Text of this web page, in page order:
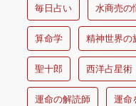
毎日占い 水商売の
算命学 精神世界の
聖十郎 西洋占星術
運命の解読師 運命